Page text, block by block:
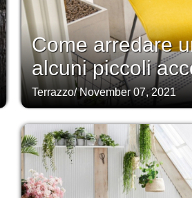
Come arredare
alcuni piccoli
Terrazzo/November 07, 2021